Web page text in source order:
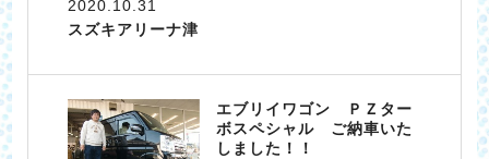
2020.10.31
スズキアリーナ津
エブリイワゴン ＰＺター
ボスペシャル ご納車いた
しました！！